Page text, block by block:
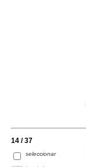
14 / 37
seleccionar